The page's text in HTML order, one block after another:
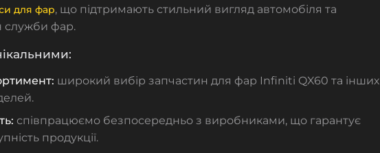
для фар, що підтримають стильний вигляд автомобіля та
служби фар.
широкий вибір запчастин для фар Infiniti QX60 та інших
співпрацюємо безпосередньо з виробниками, що гарантує
продукції.